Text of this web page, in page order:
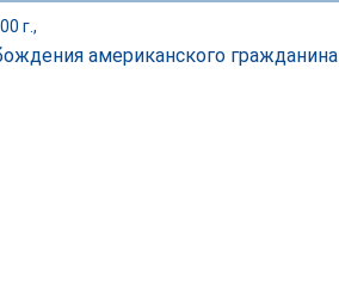
г.,
американского гражданина